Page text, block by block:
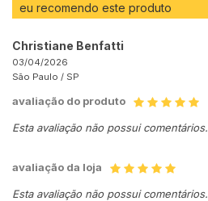
eu recomendo este produto
Christiane Benfatti
03/04/2026
São Paulo / SP
avaliação do produto
Esta avaliação não possui comentários.
avaliação da loja
Esta avaliação não possui comentários.